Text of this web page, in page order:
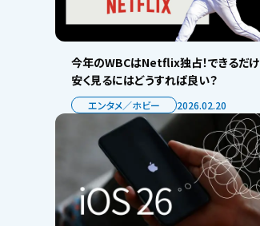
今年のWBCはNetflix独占！できるだけ
安く見るにはどうすれば良い？
エンタメ／ホビー 2026.02.20